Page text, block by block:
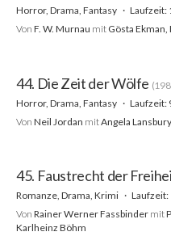
Horror, Drama, Fantasy
Laufzeit:
Von F. W. Murnau mit Gösta
44. Die Zeit der Wölfe
Horror, Drama, Fantasy
Laufzeit:
Von Neil Jordan mitAngela
45. Faustrecht der
Romanze, Drama, Krimi
Laufzeit:
Von Rainer Werner Fassbinder mit
Karlheinz Böhm